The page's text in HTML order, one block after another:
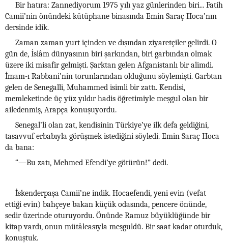
Bir hatıra: Zannediyorum 1975 yılı yaz günlerinden biri... Fatih
Camii’nin önündeki kütüphane binasında Emin Saraç Hoca’nın
dersinde idik.
Zaman zaman yurt içinden ve dışından ziyaretçiler gelirdi. O
gün de, İslâm dünyasının biri şarkından, biri garbından olmak
üzere iki misafir gelmişti. Şarktan gelen Afganistanlı bir alimdi.
İmam-ı Rabbani’nin torunlarından olduğunu söylemişti. Garbtan
gelen de Senegalli, Muhammed isimli bir zattı. Kendisi,
memleketinde üç yüz yıldır hadis öğretimiyle meşgul olan bir
ailedenmiş, Arapça konuşuyordu.
Senegal’li olan zat, kendisinin Türkiye’ye ilk defa geldiğini,
tasavvuf erbabıyla görüşmek istediğini söyledi. Emin Saraç Hoca
da bana:
“—Bu zatı, Mehmed Efendi’ye götürün!” dedi.
İskenderpaşa Camii’ne indik. Hocaefendi, yeni evin (vefat
ettiği evin) bahçeye bakan küçük odasında, pencere önünde,
sedir üzerinde oturuyordu. Önünde Ramuz büyüklüğünde bir
kitap vardı, onun mütâleasıyla meşguldü. Bir saat kadar oturduk,
konuştuk.